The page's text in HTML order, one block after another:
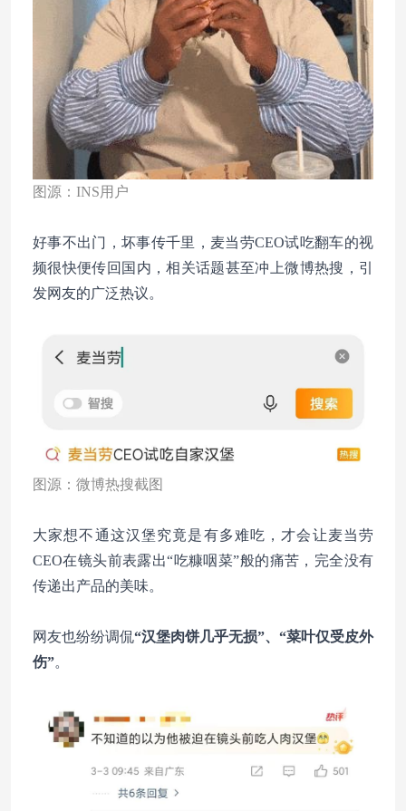
图源：INS用户
好事不出门，坏事传千里，麦当劳CEO试吃翻车的视
频很快便传回国内，相关话题甚至冲上微博热搜，引
发网友的广泛热议。
图源：微博热搜截图
大家想不通这汉堡究竟是有多难吃，才会让麦当劳
CEO在镜头前表露出“吃糠咽菜”般的痛苦，完全没有
传递出产品的美味。
网友也纷纷调侃“汉堡肉饼几乎无损”、“菜叶仅受皮外
伤”。